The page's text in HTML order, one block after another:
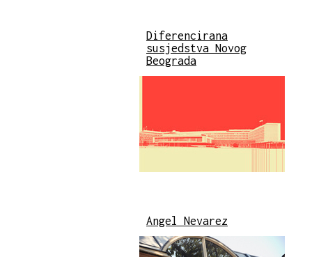
Diferencirana
susjedstva Novog
Beograda
Angel Nevarez